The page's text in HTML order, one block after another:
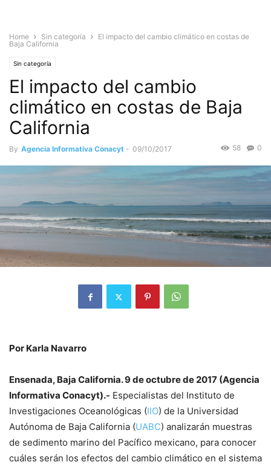
Home Sin categoría
El impacto del cambio climático en costas de
Baja California
Sin categoría
El impacto del cambio
climático en costas de Baja
California
By Agencia Informativa Conacyt - 09/10/2017 0
58
Por Karla Navarro
Ensenada, Baja California. 9 de octubre de 2017 (Agencia
Informativa Conacyt).- Especialistas del Instituto de
Investigaciones Oceanológicas (IIO) de la Universidad
Autónoma de Baja California (UABC) analizarán muestras
de sedimento marino del Pacífico mexicano, para conocer
cuáles serán los efectos del cambio climático en el sistema